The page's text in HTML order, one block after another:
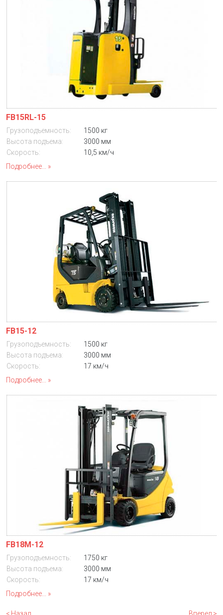
FB15RL-15
Грузоподъемность:
1500 кг
Высота подъема:
3000 мм
Скорость:
10,5 км/ч
Подробнее...
FB15-12
Грузоподъемность:
1500 кг
Высота подъема:
3000 мм
Скорость:
17 км/ч
Подробнее...
FB18M-12
Грузоподъемность:
1750 кг
Высота подъема:
3000 мм
Скорость:
17 км/ч
Подробнее...